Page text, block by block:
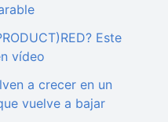
Este
vídeo
a crecer en un
vuelve a bajar